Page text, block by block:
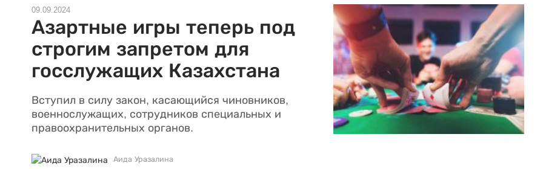
09.09.2024
Азартные игры теперь под
строгим запретом для
госслужащих Казахстана
Вступил в силу закон, касающийся чиновников,
военнослужащих, сотрудников специальных и
правоохранительных органов.
Аида Уразалина